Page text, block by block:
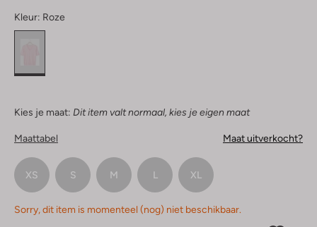
Kleur: Roze
Kies je maat: Dit item valt normaal, kies je eigen maat
Maattabel Maat uitverkocht?
XS S M L XL
Sorry, dit item is momenteel (nog) niet beschikbaar.